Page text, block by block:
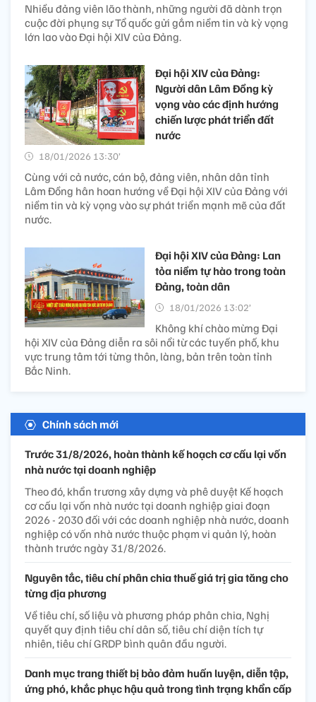
Nhiều đảng viên lão thành, những người đã dành trọn
cuộc đời phụng sự Tổ quốc gửi gắm niềm tin và kỳ vọng
lớn lao vào Đại hội XIV của Đảng.
Đại hội XIV của Đảng:
Người dân Lâm Đồng kỳ
vọng vào các định hướng
chiến lược phát triển đất
nước
18/01/2026 13:30’
Cùng với cả nước, cán bộ, đảng viên, nhân dân tỉnh
Lâm Đồng hân hoan hướng về Đại hội XIV của Đảng với
niềm tin và kỳ vọng vào sự phát triển mạnh mẽ của đất
nước.
Đại hội XIV của Đảng: Lan
tỏa niềm tự hào trong toàn
Đảng, toàn dân
18/01/2026 13:02’
Không khí chào mừng Đại
hội XIV của Đảng diễn ra sôi nổi từ các tuyến phố, khu
vực trung tâm tới từng thôn, làng, bản trên toàn tỉnh
Bắc Ninh.
Chính sách mới
Trước 31/8/2026, hoàn thành kế hoạch cơ cấu lại vốn
nhà nước tại doanh nghiệp
Theo đó, khẩn trương xây dựng và phê duyệt Kế hoạch
cơ cấu lại vốn nhà nước tại doanh nghiệp giai đoạn
2026 - 2030 đối với các doanh nghiệp nhà nước, doanh
nghiệp có vốn nhà nước thuộc phạm vi quản lý, hoàn
thành trước ngày 31/8/2026.
Nguyên tắc, tiêu chí phân chia thuế giá trị gia tăng cho
từng địa phương
Về tiêu chí, số liệu và phương pháp phân chia, Nghị
quyết quy định tiêu chí dân số, tiêu chí diện tích tự
nhiên, tiêu chí GRDP bình quân đầu người.
Danh mục trang thiết bị bảo đảm huấn luyện, diễn tập,
ứng phó, khắc phục hậu quả trong tình trạng khẩn cấp